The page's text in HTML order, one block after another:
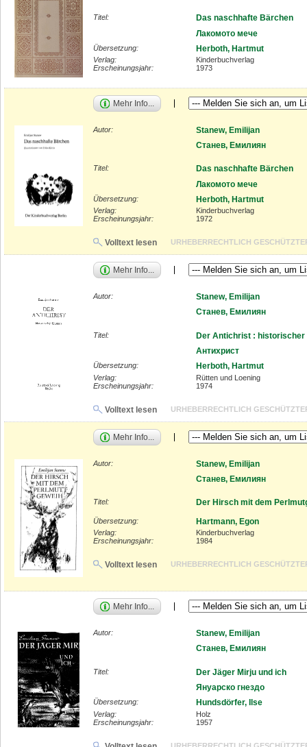
Titel:
Das naschhafte Bärchen
Лакомото мече
Übersetzung: Herboth, Hartmut
Verlag:
Kinderbuchverlag
Erscheinungsjahr:
1973
Mehr Info...
Autor:
Stanew, Emilijan
Станев, Емилиян
Titel:
Das naschhafte Bärchen
Лакомото мече
Übersetzung: Herboth, Hartmut
Verlag:
Kinderbuchverlag
Erscheinungsjahr:
1972
Volltext lesen URHEBERRECHTLICH
Mehr Info...
Autor:
Stanew, Emilijan
Станев, Емилиян
Titel:
Der Antichrist : historischer
Антихрист
Übersetzung: Herboth, Hartmut
Verlag:
Rütten und Loening
Erscheinungsjahr:
1974
Volltext lesen URHEBERRECHTLICH
Mehr Info...
Autor:
Stanew, Emilijan
Станев, Емилиян
Titel: Der Hirsch mit dem
Übersetzung: Hartmann, Egon
Verlag:
Kinderbuchverlag
Erscheinungsjahr:
1984
Volltext lesen URHEBERRECHTLICH
Mehr Info...
Autor:
Stanew, Emilijan
Станев, Емилиян
Titel:
Der Jäger Mirju und ich
Януарско гнездо
Übersetzung: Hundsdörfer, Ilse
Verlag:
Holz
Erscheinungsjahr:
1957